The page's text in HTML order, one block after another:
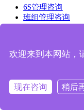
6S管理咨询
班组管理咨询
工厂布局规划
精益管理测评
精益人才育成
欢迎来到本网站，
现在咨询 稍后